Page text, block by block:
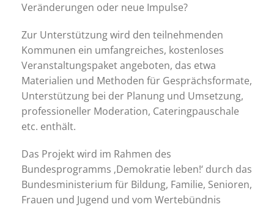
Veränderungen oder neue Impulse?
Zur Unterstützung wird den teilnehmenden
Kommunen ein umfangreiches, kostenloses
Veranstaltungspaket angeboten, das etwa
Materialien und Methoden für Gesprächsformate,
Unterstützung bei der Planung und Umsetzung,
professioneller Moderation, Cateringpauschale
etc. enthält.
Das Projekt wird im Rahmen des
Bundesprogramms ‚Demokratie leben!‘ durch das
Bundesministerium für Bildung, Familie, Senioren,
Frauen und Jugend und vom Wertebündnis